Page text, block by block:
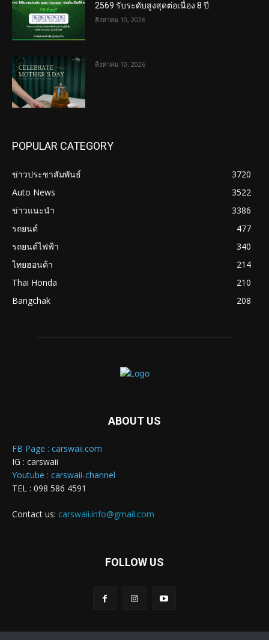
2569 รับระดับสูงสุดต่อเนื่อง 8 ปี
สิงหาคม 10, 2026
สิงหาคม 10, 2026
POPULAR CATEGORY
ข่าวประชาสัมพันธ์
3720
Auto News
3522
ข่าวแนะนำ
3386
รถยนต์
477
รถยนต์ไฟฟ้า
340
ไทยฮอนด้า
214
Thai Honda
210
Bangchak
208
ABOUT US
FB Page : carswaii.com
IG : carswaii
Youtube : carswaii-channel
TEL : 098 586 4591
Contact us: carswaii.info@gmail.com
FOLLOW US